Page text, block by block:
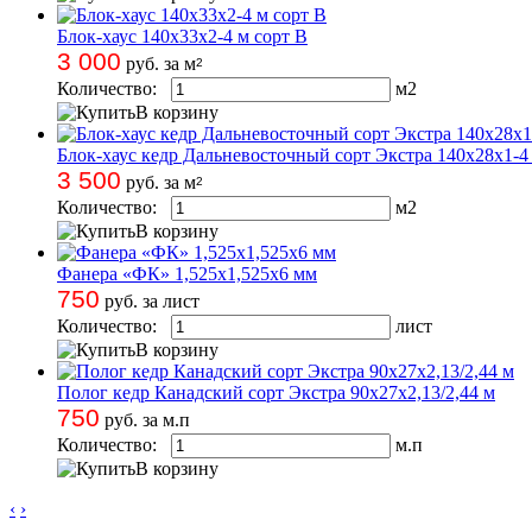
Блок-хаус 140х33х2-4 м сорт В
3 000 руб. за м2
Количество: м2
В корзину
Блок-хаус кедр Дальневосточный сорт Экстра 140х28х1-
3 500 руб. за м2
Количество: м2
В корзину
Фанера «ФК» 1,525х1,525х6 мм
750 руб. за лист
Количество:
лист
В корзину
Полог кедр Канадский сорт Экстра 90х27х2,13/2,44 м
750 руб. за м.п
Количество:
м.п
В корзину
‹ ›